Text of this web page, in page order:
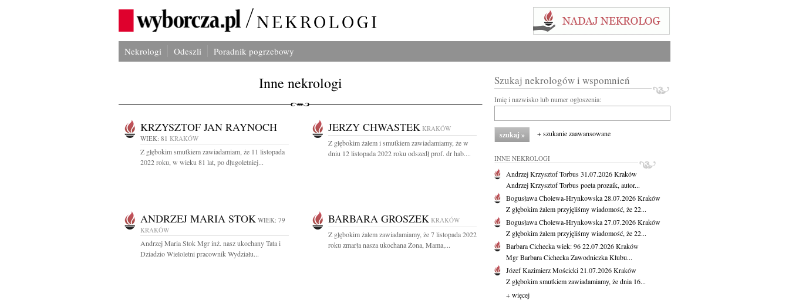
Nekrologi Odeszli Poradnik pogrzebowy
Inne nekrologi
KRZYSZTOF JAN RAYNOCH
WIEK: 81 KRAKÓW
Z głębokim smutkiem zawiadamiam, że 11 listopada
2022 roku, w wieku 81 lat, po długoletniej...
JERZY CHWASTEK KRAKÓW
Z głębokim żalem i smutkiem zawiadamiamy, że w
dniu 12 listopada 2022 roku odszedł prof. dr hab....
ANDRZEJ MARIA STOK WIEK: 79
KRAKÓW
Andrzej Maria Stok Mgr inż. nasz ukochany Tata i
Dziadzio Wieloletni pracownik Wydziału...
BARBARA GROSZEK KRAKÓW
Z głębokim żalem zawiadamiamy, że 7 listopada 2022
roku zmarła nasza ukochana Żona, Mama,...
Szukaj nekrologów i wspomnień
Imię i nazwisko lub numer ogłoszenia:
+ szukanie zaawansowane
INNE NEKROLOGI
Andrzej Krzysztof Torbus31.07.2026Kraków
Andrzej Krzysztof Torbus poeta prozaik, autor...
Bogusława Cholewa-Hrynkowska28.07.2026Kraków
Z głębokim żalem przyjęliśmy wiadomość, że 22...
Bogusława Cholewa-Hrynkowska27.07.2026Kraków
Z głębokim żalem przyjęliśmy wiadomość, że 22...
Barbara Cicheckawiek: 9622.07.2026Kraków
Mgr Barbara Cichecka Zawodniczka Klubu...
Józef Kazimierz Mościcki21.07.2026Kraków
Z głębokim smutkiem zawiadamiamy, że dnia 16...
+ więcej